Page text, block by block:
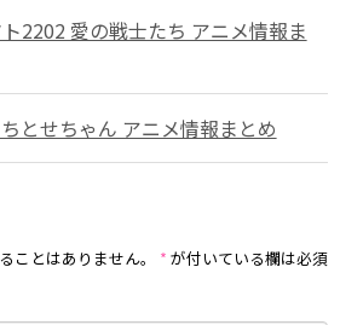
2202 愛の戦士たち アニメ情報ま
とせちゃん アニメ情報まとめ
ことはありません。 * が付いている欄は必須